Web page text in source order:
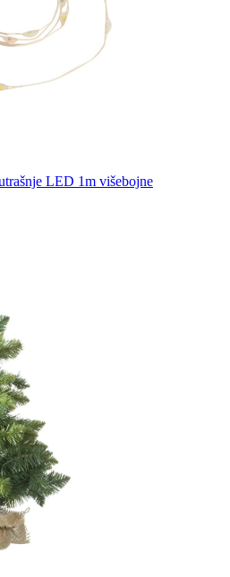
LED 1m višebojne